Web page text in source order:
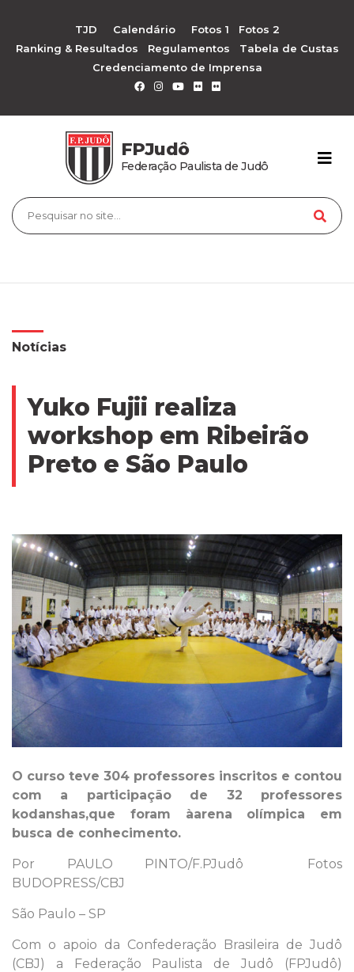
TJD Calendário Fotos 1
Fotos 2
Ranking & Resultados
Regulamentos
Tabela de Custas
Credenciamento de Imprensa
FPJudô
Federação Paulista de Judô
Notícias
Yuko Fujii realiza
workshop em Ribeirão
Preto e São Paulo
O curso teve 304 professores inscritos e contou
com a participação de 32 professores
kodanshas,que foram àarena olímpica em
busca de conhecimento.
Por PAULO PINTO/F.PJudô Fotos
BUDOPRESS/CBJ
São Paulo – SP
Com o apoio da Confederação Brasileira de Judô
(CBJ) a Federação Paulista de Judô (FPJudô)